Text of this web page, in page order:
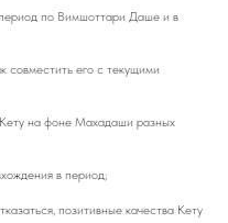
по Вимшоттари Даше и в
совместить его с текущими
на фоне Махадаши разных
в период;
позитивные качества Кету